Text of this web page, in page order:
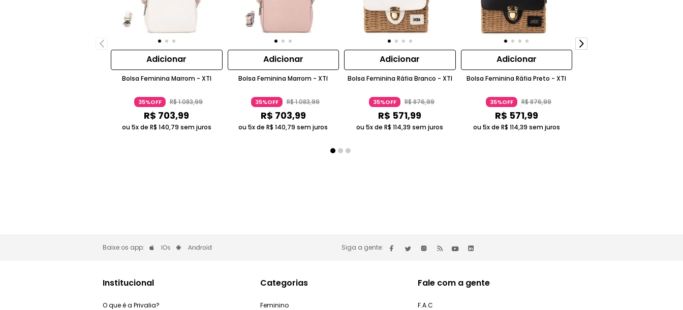
Adicionar
Bolsa Feminina Marrom - XTI
35%OFF R$1.083,99
R$ 703,99
ou 5x de R$ 140,79 sem juros
Adicionar
Bolsa Feminina Marrom - XTI
35%OFF R$1.083,99
R$ 703,99
ou 5x deR$ 140,79 sem juros
Adicionar
Bolsa Feminina Ráfia Branco - XTI
35%OFF R$876,99
R$ 571,99
ou 5x deR$ 114,39 sem juros
Adicionar
Bolsa Feminina Ráfia Preto - XTI
35%OFF R$876,99
R$ 571,99
ou 5x de R$ 114,39 sem juros
Baixe os app: Siga a gente:
Institucional
O que é a Privalia?
Categorias
Feminino
Fale com a gente
F.A.C